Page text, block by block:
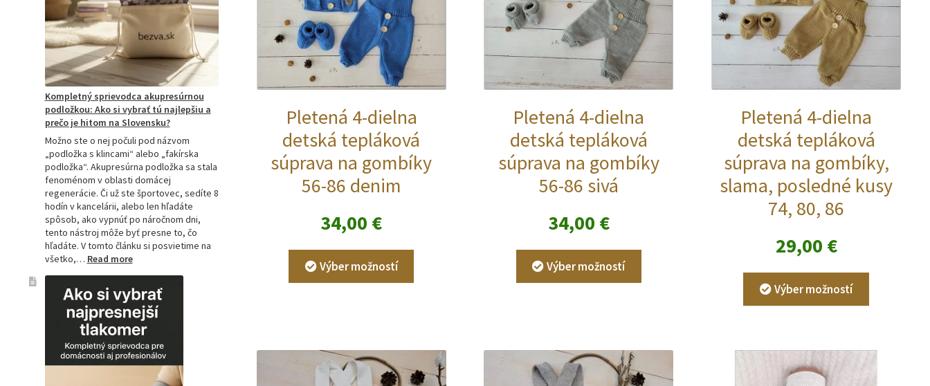
Pletená 4-dielna
detská tepláková
súprava na gombíky
56-86 denim
34,00 €
Výber možností
má
si
môžete
vybrať
Pletená 4-dielna
detská tepláková
súprava na gombíky
56-86 sivá
34,00 €
Výber možností
má
si
vybrať
Pletená 4-dielna
detská tepláková
súprava na gombíky,
slama, posledné kusy
74, 80, 86
29,00 €
Výber možností
má
Kompletný sprievodca akupresúrnou
podložkou: Ako si vybrať tú najlepšiu a
prečo je hitom na Slovensku?
Možno ste o nej počuli pod názvom
„podložka s klincami“ alebo „fakírska
podložka“. Akupresúrna podložka sa stala
fenoménom v oblasti domácej
regenerácie. Či už ste športovec, sedíte 8
hodín v kancelárii, alebo len hľadáte
spôsob, ako vypnúť po náročnom dni,
tento nástroj môže byť presne to, čo
hľadáte. V tomto článku si posvietime na
všetko,… Read more:
akupresúrnou
podložkou:
Ako
si
vybrať
tú
najlepšiu